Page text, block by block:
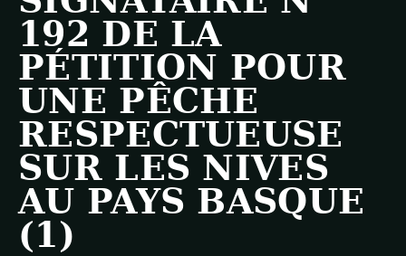
192 DE LA
PÉTITION POUR
UNE PÊCHE
RESPECTUEUSE
SUR LES NIVES
AU PAYS BASQUE
(1)